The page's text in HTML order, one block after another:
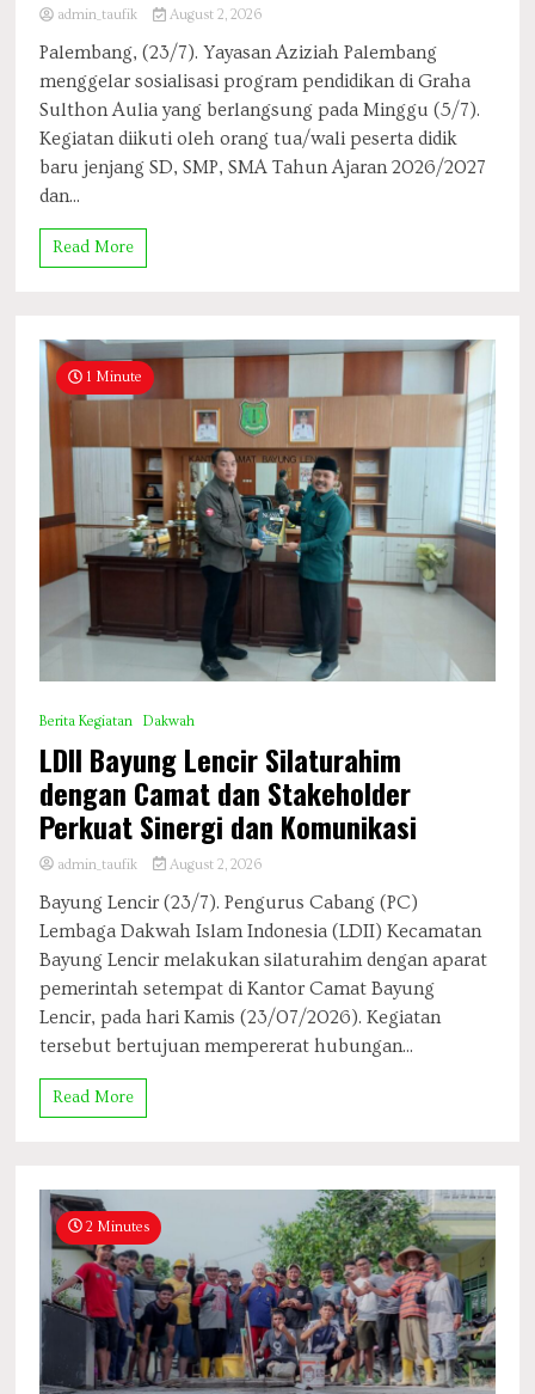
admin_taufik August 2, 2026
Palembang, (23/7). Yayasan Aziziah Palembang
menggelar sosialisasi program pendidikan di Graha
Sulthon Aulia yang berlangsung pada Minggu (5/7).
Kegiatan diikuti oleh orang tua/wali peserta didik
baru jenjang SD, SMP, SMA Tahun Ajaran 2026/2027
dan...
Read More
1 Minute
Berita Kegiatan Dakwah
LDII Bayung Lencir Silaturahim
dengan Camat dan Stakeholder
Perkuat Sinergi dan Komunikasi
admin_taufik August 2, 2026
Bayung Lencir (23/7). Pengurus Cabang (PC)
Lembaga Dakwah Islam Indonesia (LDII) Kecamatan
Bayung Lencir melakukan silaturahim dengan aparat
pemerintah setempat di Kantor Camat Bayung
Lencir, pada hari Kamis (23/07/2026). Kegiatan
tersebut bertujuan mempererat hubungan...
Read More
2 Minutes